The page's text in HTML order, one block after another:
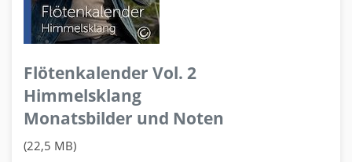
Flötenkalender Vol. 2
Himmelsklang
Monatsbilder und Noten
(22,5 MB)